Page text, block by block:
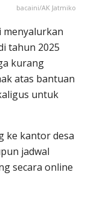
bacaini/AK Jatmiko
menyalurkan
tahun 2025
kurang
atas bantuan
untuk
ke kantor desa
jadwal
secara online